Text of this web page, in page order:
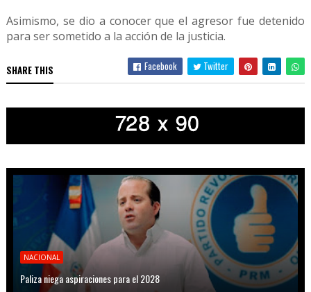
Asimismo, se dio a conocer que el agresor fue detenido
para ser sometido a la acción de la justicia.
SHARE THIS Facebook Twitter
NACIONAL
Paliza niega aspiraciones para el 2028